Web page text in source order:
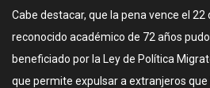
Cabe destacar, que la pena vence el
reconocido académico de 72 años
beneficiado por la Ley de Política
que permite expulsar a extranjeros